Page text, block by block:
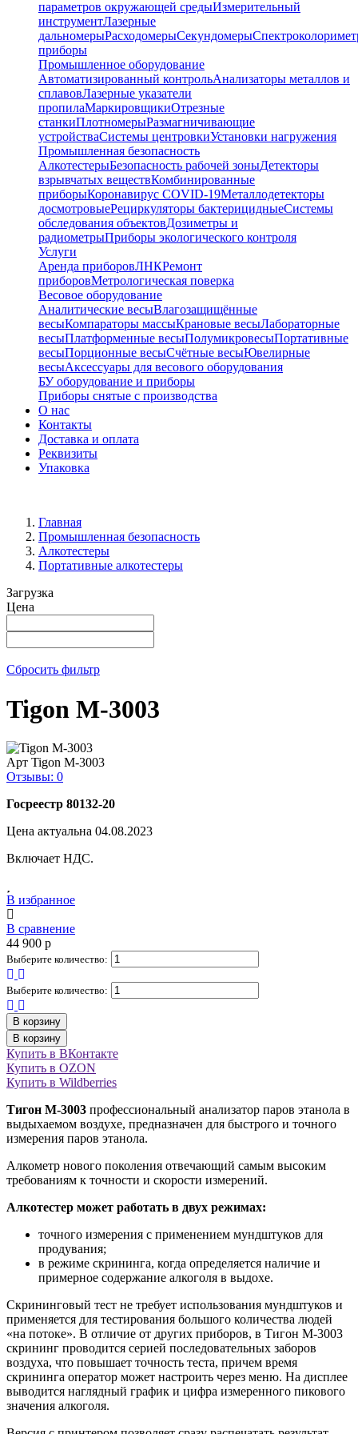
параметров окружающей средыИзмерительный
инструментЛазерные
дальномерыРасходомерыСекундомеры
приборы
Промышленное оборудование
Автоматизированный контрольАнализаторы металлов и
сплавовЛазерные указатели
пропилаМаркировщикиОтрезные
станкиПлотномерыРазмагничивающие
устройстваСистемы центровкиУстановки нагружения
Промышленная безопасность
АлкотестерыБезопасность рабочей зоныДетекторы
взрывчатых веществКомбинированные
приборыКоронавирус COVID-19Металлодетекторы
досмотровыеРециркуляторы бактерицидныеСистемы
обследования объектовДозиметры и
радиометрыПриборы экологического контроля
Услуги
Аренда приборовЛНКРемонт
приборовМетрологическая поверка
Весовое оборудование
Аналитические весыВлагозащищённые
весыКомпараторы массыКрановые весыЛабораторные
весыПлатформенные весыПолумикровесыПортативные
весыПорционные весыСчётные весыЮвелирные
весыАксессуары для весового оборудования
БУ оборудование и приборы
Приборы снятые с производства
О нас
Контакты
Доставка и оплата
Реквизиты
Упаковка
Главная
Промышленная безопасность
Алкотестеры
Портативные алкотестеры
Загрузка
Цена
Сбросить фильтр
Tigon M-3003
Арт Tigon M-3003
Отзывы: 0
Госреестр 80132-20
Цена актуальна 04.08.2023
Включает НДС.
В избранное
В сравнение
44 900 p
Выберите количество:
Выберите количество:
В корзину
В корзину
Купить в ВКонтакте
Купить в OZON
Купить в Wildberries
Тигон M-3003 профессиональный анализатор паров этанола в
выдыхаемом воздухе, предназначен для быстрого и точного
измерения паров этанола.
Алкометр нового поколения отвечающий самым высоким
требованиям к точности и скорости измерений.
Алкотестер может работать в двух режимах:
точного измерения с применением мундштуков для
продувания;
в режиме скрининга, когда определяется наличие и
примерное содержание алкоголя в выдохе.
Скрининговый тест не требует использования мундштуков и
применяется для тестирования большого количества людей
«на потоке». В отличие от других приборов, в Тигон M-3003
скрининг проводится серией последовательных заборов
воздуха, что повышает точность теста, причем время
скрининга оператор может настроить через меню. На дисплее
выводится наглядный график и цифра измеренного пикового
значения алкоголя.